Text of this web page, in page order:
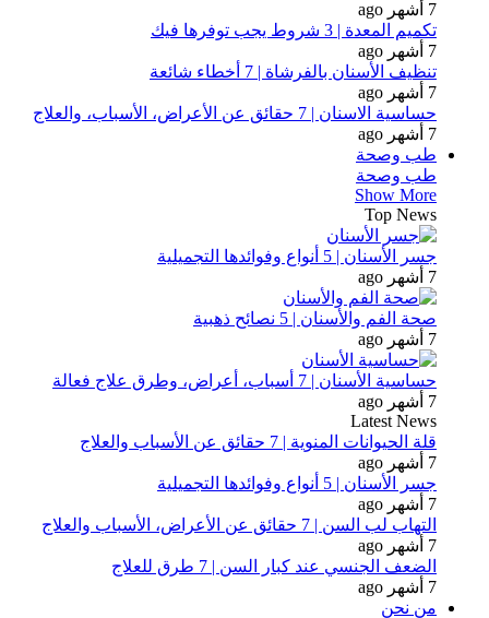
7 أشهر ago
تكميم المعدة | 3 شروط يجب توفرها فيك
7 أشهر ago
تنظيف الأسنان بالفرشاة | 7 أخطاء شائعة
7 أشهر ago
حساسية الاسنان | 7 حقائق عن الأعراض، الأسباب، والعلاج
7 أشهر ago
طب وصحة
طب وصحة
Show More
Top News
جسر الأسنان | 5 أنواع وفوائدها التجميلية
7 أشهر ago
صحة الفم والأسنان | 5 نصائح ذهبية
7 أشهر ago
حساسية الأسنان | 7 أسباب، أعراض، وطرق علاج فعالة
7 أشهر ago
Latest News
قلة الحيوانات المنوية | 7 حقائق عن الأسباب والعلاج
7 أشهر ago
جسر الأسنان | 5 أنواع وفوائدها التجميلية
7 أشهر ago
التهاب لب السن | 7 حقائق عن الأعراض، الأسباب والعلاج
7 أشهر ago
الضعف الجنسي عند كبار السن | 7 طرق للعلاج
7 أشهر ago
من نحن